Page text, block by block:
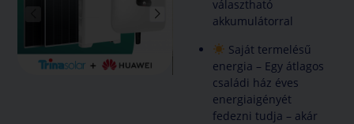
választható
akkumulátorral
Saját termelésű
energia – Egy átlagos
családi ház éves
energiaigényét
fedezni tudja – akár